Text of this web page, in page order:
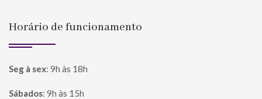
Horário de funcionamento
Seg à sex: 9h às 18h
Sábados: 9h às 15h